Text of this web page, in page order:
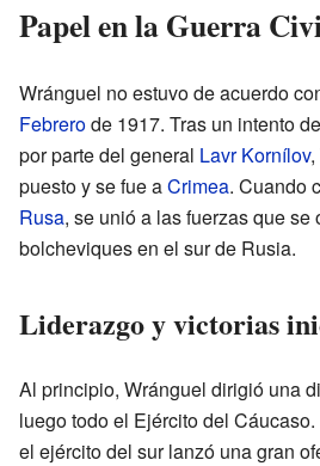
Papel en la Guerra
Wránguel no estuvo de acuerdo
Febrerode 1917. Tras un intento
por parte del general Lavr Kornílov,
puesto y se fue aCrimea. Cuando
Rusa, se unió a las fuerzas que se
bolcheviques en el sur de Rusia.
Liderazgo y victorias
Al principio, Wránguel dirigió una
luego todo el Ejército del
el ejército del sur lanzó una gran